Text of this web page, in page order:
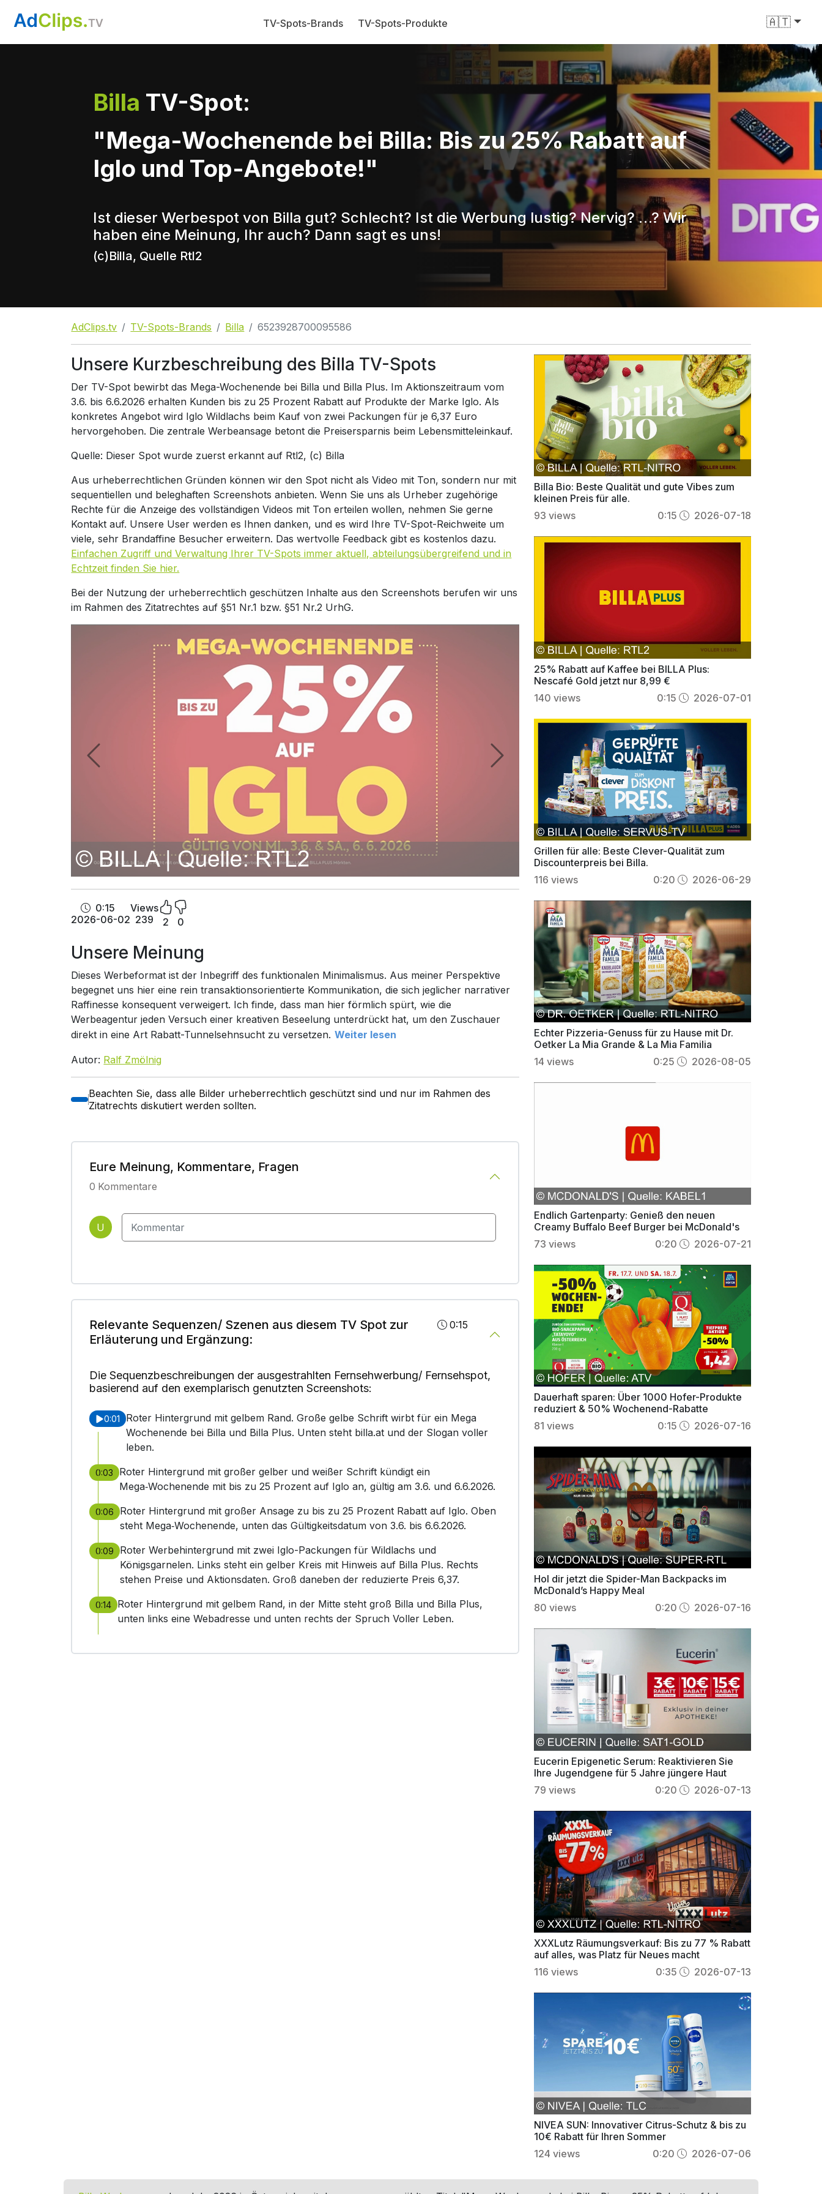
TV-Spots-Brands TV-Spots-Produkte 🇦🇹
Billa TV-Spot:
"Mega-Wochenende bei Billa: Bis zu 25% Rabatt auf
Iglo und Top-Angebote!"
Ist dieser Werbespot von Billa gut? Schlecht? Ist die Werbung lustig? Nervig? …? Wir
haben eine Meinung, Ihr auch? Dann sagt es uns!
(c)Billa, Quelle Rtl2
AdClips.tv TV-Spots-Brands Billa 6523928700095586
Unsere Kurzbeschreibung des Billa TV-Spots
Der TV-Spot bewirbt das Mega-Wochenende bei Billa und Billa Plus. Im Aktionszeitraum vom
3.6. bis 6.6.2026 erhalten Kunden bis zu 25 Prozent Rabatt auf Produkte der Marke Iglo. Als
konkretes Angebot wird Iglo Wildlachs beim Kauf von zwei Packungen für je 6,37 Euro
hervorgehoben. Die zentrale Werbeansage betont die Preisersparnis beim Lebensmitteleinkauf.
Quelle: Dieser Spot wurde zuerst erkannt auf Rtl2, (c) Billa
Aus urheberrechtlichen Gründen können wir den Spot nicht als Video mit Ton, sondern nur mit
sequentiellen und beleghaften Screenshots anbieten. Wenn Sie uns als Urheber zugehörige
Rechte für die Anzeige des vollständigen Videos mit Ton erteilen wollen, nehmen Sie gerne
Kontakt auf. Unsere User werden es Ihnen danken, und es wird Ihre TV-Spot-Reichweite um
viele, sehr Brandaffine Besucher erweitern. Das wertvolle Feedback gibt es kostenlos dazu.
Einfachen Zugriff und Verwaltung Ihrer TV-Spots immer aktuell, abteilungsübergreifend und in
Echtzeit finden Sie hier.
Bei der Nutzung der urheberrechtlich geschützen Inhalte aus den Screenshots berufen wir uns
im Rahmen des Zitatrechtes auf §51 Nr.1 bzw. §51 Nr.2 UrhG.
0:15
2026-06-02
Views
239
2 0
Unsere Meinung
Dieses Werbeformat ist der Inbegriff des funktionalen Minimalismus. Aus meiner Perspektive
begegnet uns hier eine rein transaktionsorientierte Kommunikation, die sich jeglicher narrativer
Raffinesse konsequent verweigert. Ich finde, dass man hier förmlich spürt, wie die
Werbeagentur jeden Versuch einer kreativen Beseelung unterdrückt hat, um den Zuschauer
direkt in eine Art Rabatt-Tunnelsehnsucht zu versetzen. Weiter lesen
Autor: Ralf Zmölnig
Beachten Sie, dass alle Bilder urheberrechtlich geschützt sind und nur im Rahmen des
Zitatrechts diskutiert werden sollten.
Eure Meinung, Kommentare, Fragen
0 Kommentare
U
Relevante Sequenzen/ Szenen aus diesem TV Spot zur
Erläuterung und Ergänzung:
0:15
Die Sequenzbeschreibungen der ausgestrahlten Fernsehwerbung/ Fernsehspot,
basierend auf den exemplarisch genutzten Screenshots:
0:01
Roter Hintergrund mit gelbem Rand. Große gelbe Schrift wirbt für ein Mega
Wochenende bei Billa und Billa Plus. Unten steht billa.at und der Slogan voller
leben.
0:03
Roter Hintergrund mit großer gelber und weißer Schrift kündigt ein
Mega‑Wochenende mit bis zu 25 Prozent auf Iglo an, gültig am 3.6. und 6.6.2026.
0:06
Roter Hintergrund mit großer Ansage zu bis zu 25 Prozent Rabatt auf Iglo. Oben
steht Mega‑Wochenende, unten das Gültigkeitsdatum von 3.6. bis 6.6.2026.
0:09
Roter Werbehintergrund mit zwei Iglo-Packungen für Wildlachs und
Königsgarnelen. Links steht ein gelber Kreis mit Hinweis auf Billa Plus. Rechts
stehen Preise und Aktionsdaten. Groß daneben der reduzierte Preis 6,37.
0:14
Roter Hintergrund mit gelbem Rand, in der Mitte steht groß Billa und Billa Plus,
unten links eine Webadresse und unten rechts der Spruch Voller Leben.
Billa Bio: Beste Qualität und gute Vibes zum
kleinen Preis für alle.
93 views 0:15 2026-07-18
25% Rabatt auf Kaffee bei BILLA Plus:
Nescafé Gold jetzt nur 8,99 €
140 views 0:15 2026-07-01
Grillen für alle: Beste Clever-Qualität zum
Discounterpreis bei Billa.
116 views 0:20 2026-06-29
Echter Pizzeria-Genuss für zu Hause mit Dr.
Oetker La Mia Grande & La Mia Familia
14 views 0:25 2026-08-05
Endlich Gartenparty: Genieß den neuen
Creamy Buffalo Beef Burger bei McDonald's
73 views 0:20 2026-07-21
Dauerhaft sparen: Über 1000 Hofer-Produkte
reduziert & 50% Wochenend-Rabatte
81 views 0:15 2026-07-16
Hol dir jetzt die Spider-Man Backpacks im
McDonald’s Happy Meal
80 views 0:20 2026-07-16
Eucerin Epigenetic Serum: Reaktivieren Sie
Ihre Jugendgene für 5 Jahre jüngere Haut
79 views 0:20 2026-07-13
XXXLutz Räumungsverkauf: Bis zu 77 % Rabatt
auf alles, was Platz für Neues macht
116 views 0:35 2026-07-13
NIVEA SUN: Innovativer Citrus-Schutz & bis zu
10€ Rabatt für Ihren Sommer
124 views 0:20 2026-07-06